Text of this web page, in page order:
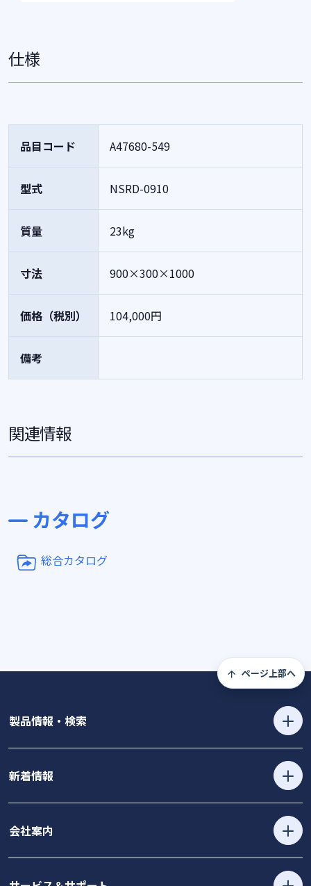
仕様
品目コード A47680-549
型式 NSRD-0910
質量 23kg
寸法 900×300×1000
価格（税別） 104,000円
備考
関連情報
カタログ
総合カタログ
ページ上部へ
製品情報・検索
新着情報
会社案内